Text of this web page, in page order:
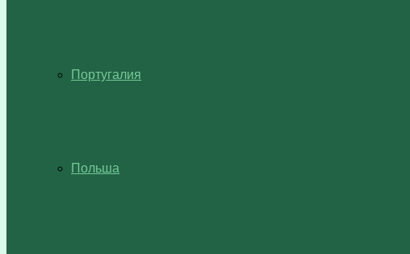
Португалия
Польша